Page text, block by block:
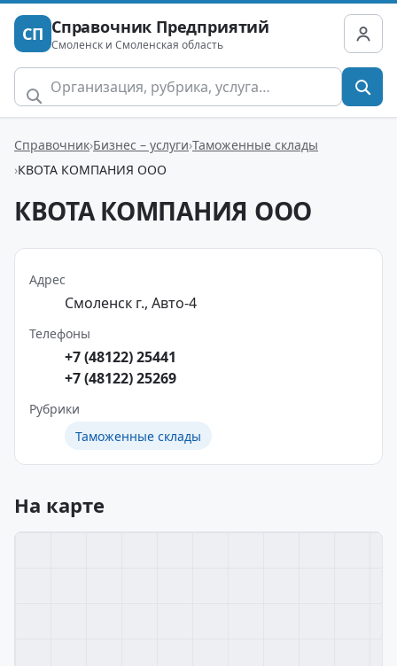
СП Справочник Предприятий
Смоленск и Смоленская область
Справочник Бизнес – услуги Таможенные склады
КВОТА КОМПАНИЯ ООО
КВОТА КОМПАНИЯ ООО
Адрес
Смоленск г., Авто-4
Телефоны
+7 (48122) 25441
+7 (48122) 25269
Рубрики
Таможенные склады
На карте